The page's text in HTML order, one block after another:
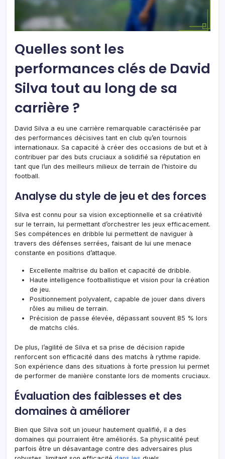
Quelles sont les
performances clés de David
Silva tout au long de sa
carrière ?
David Silva a eu une carrière remarquable caractérisée par
des performances décisives tant en club qu’en tournois
internationaux. Sa capacité à créer des occasions de but et à
contribuer par des buts cruciaux a solidifié sa réputation en
tant que l’un des meilleurs milieux de terrain de l’histoire du
football.
Analyse du style de jeu et des forces
Silva est connu pour sa vision exceptionnelle et sa créativité
sur le terrain, lui permettant d’orchestrer les jeux efficacement.
Ses compétences en dribble lui permettent de naviguer à
travers des défenses serrées, faisant de lui une menace
constante en positions d’attaque.
Excellente maîtrise du ballon et capacité de dribble.
Haute intelligence footballistique et vision pour la création
de jeu.
Positionnement polyvalent, capable de jouer dans divers
rôles au milieu de terrain.
Précision de passe élevée, dépassant souvent 85 % lors
de matchs clés.
De plus, l’agilité de Silva et sa prise de décision rapide
renforcent son efficacité dans des matchs à rythme rapide.
Son expérience dans des situations à forte pression lui permet
de performer de manière constante lors de moments cruciaux.
Évaluation des faiblesses et des
domaines à améliorer
Bien que Silva soit un joueur hautement qualifié, il a des
domaines qui pourraient être améliorés. Sa physicalité peut
parfois être un désavantage contre des adversaires plus